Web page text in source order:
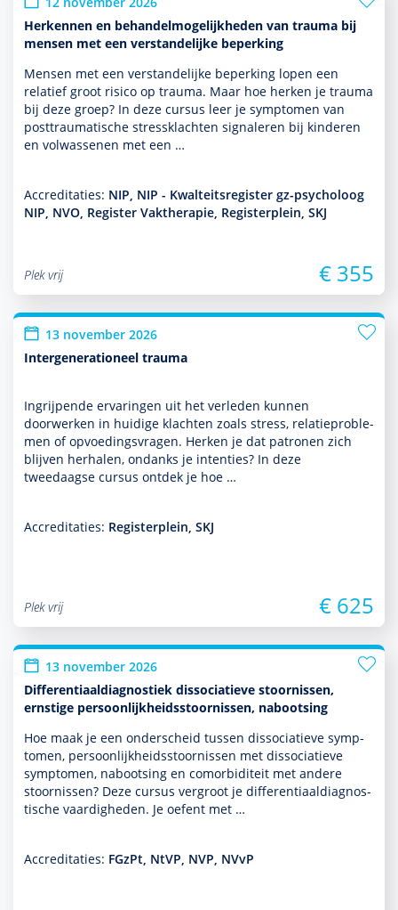
Herkennen en behandelmogelijkheden van trauma bij
mensen met een verstandelijke beperking
Mensen met een ver­stande­lijke beper­king lopen een
relatief groot risico op trauma. Maar hoe herken je trauma
bij deze groep? In deze cursus leer je symp­tomen van
posttraumatische stressklachten signa­leren bij kin­de­ren
en vol­was­senen met een …
Accreditaties: NIP, NIP - Kwalteitsregister gz-psycholoog
NIP, NVO, Register Vaktherapie, Registerplein, SKJ
Plek vrij € 355
13 november 2026
Intergenerationeel trauma
Ingrijpende ervaringen uit het verleden kunnen
doorwerken in huidige klachten zoals stress, relatiepro­ble­
men of opvoedingsvragen. Herken je dat patronen zich
blijven herhalen, ondanks je intenties? In deze
tweedaagse cursus ontdek je hoe …
Accreditaties: Registerplein, SKJ
Plek vrij € 625
13 november 2026
Differentiaaldiagnostiek dissociatieve stoornissen,
ernstige persoonlijkheidsstoornissen, nabootsing
Hoe maak je een onderscheid tussen dissociatieve symp­
tomen, per­soon­lijk­heids­stoor­nissen met dissociatieve
symp­tomen, nabootsing en comorbiditeit met andere
stoor­nissen? Deze cursus vergroot je differentiaaldiag­nos­
tische vaar­dig­heden. Je oefent met …
Accreditaties: FGzPt, NtVP, NVP, NVvP